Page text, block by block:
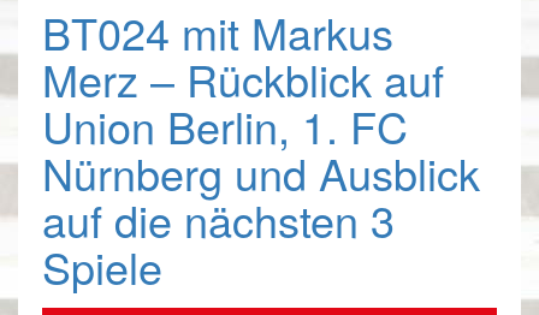
BT024 mit Markus
Merz – Rückblick auf
Union Berlin, 1. FC
Nürnberg und Ausblick
auf die nächsten 3
Spiele